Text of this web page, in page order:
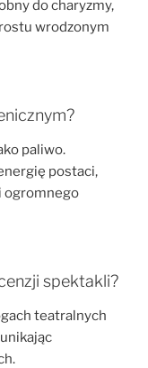
do charyzmy,
wrodzonym
paliwo.
postaci,
ogromnego
spektakli?
teatralnych